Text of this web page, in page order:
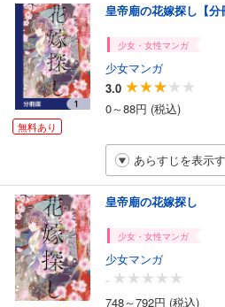
無料あり
皇帝廟の花嫁探し【分
少女・女性マンガ
少女マンガ
3.0
0～88円 (税込)
あらすじを表示
皇帝廟の花嫁探し
少女・女性マンガ
少女マンガ
-
748～792円 (税込)